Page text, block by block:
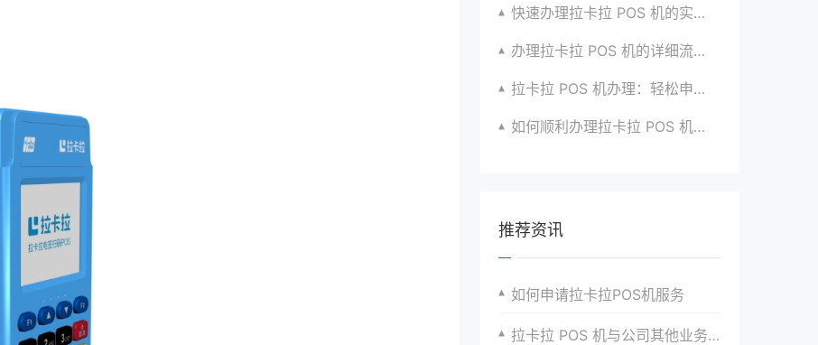
快速办理拉卡拉 POS 机的实用攻略分享超靠谱
办理拉卡拉 POS 机的详细流程与注意点全解析
拉卡拉 POS 机办理：轻松申请，高效收款有高招
如何顺利办理拉卡拉 POS 机？全流程指南超实用
推荐资讯
如何申请拉卡拉POS机服务
拉卡拉 POS 机与公司其他业务系统的集成